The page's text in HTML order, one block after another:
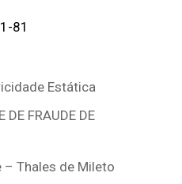
81
Estática
DE FRAUDE DE
Thales de Mileto